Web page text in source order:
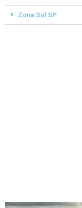
Zona Sul SP